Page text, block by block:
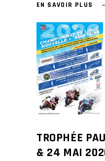
EN SAVOIR PLUS
TROPHÉE
& 24 MAI